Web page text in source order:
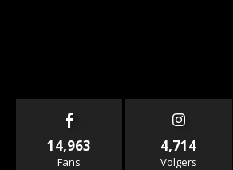
14,963
Fans
4,714
Volgers